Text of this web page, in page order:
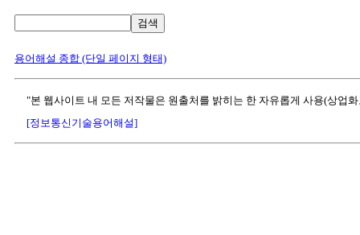
검색
용어해설 종합 (단일 페이지 형태)
"본 웹사이트 내 모든 저작물은 원출처를 밝히는 한 자유롭게 사용(상업
[정보통신기술용어해설]